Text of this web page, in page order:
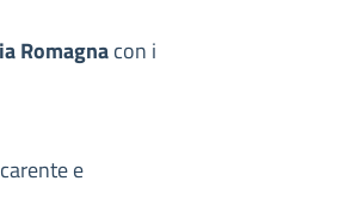
Romagnacon i
e